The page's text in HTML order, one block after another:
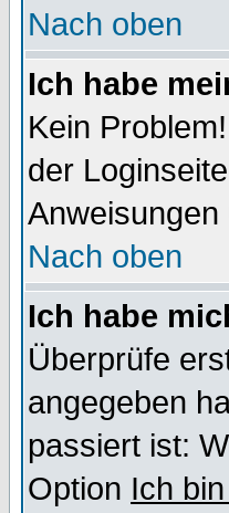
Nach oben
Ich habe
Kein
der
Nach oben
Ich habe
Überprüfe
angegeben
passiert ist:
Option Ich